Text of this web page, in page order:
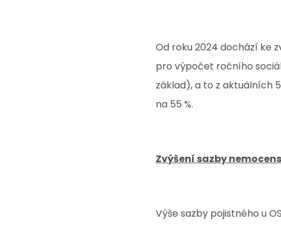
Od roku 2024 dochází ke
pro výpočet ročního
základ), a to z aktuálních
na 55 %.
Zvýšení sazby
Výše sazby pojistného u